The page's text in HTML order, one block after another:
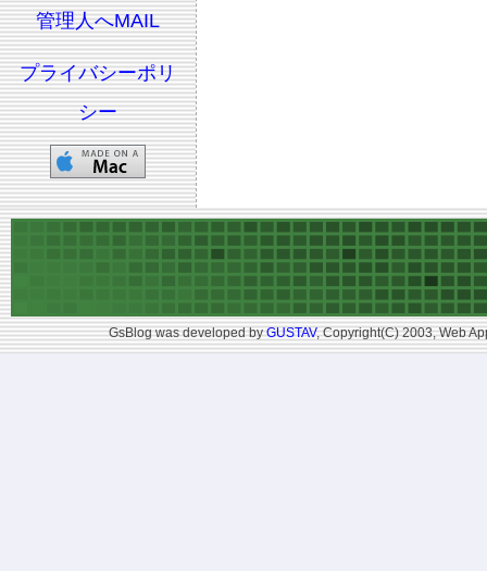
管理人へMAIL
プライバシーポリ
シー
GsBlog was developed byGUSTAV, Copyright(C) 2003, Web